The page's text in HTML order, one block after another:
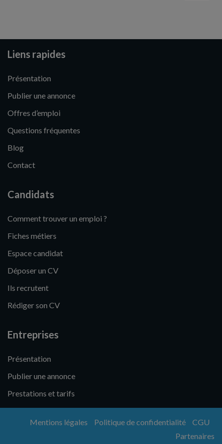
Liens rapides
Présentation
Publier une annonce
Offres d’emploi
Questions fréquentes
Blog
Contact
Candidats
Comment trouver un emploi ?
Fiches métiers
Espace candidat
Déposer un CV
Ils recrutent
Rédiger son CV
Entreprises
Présentation
Publier une annonce
Prestations et tarifs
Mentions légales Politique de confidentialité
CGU
Partenaires